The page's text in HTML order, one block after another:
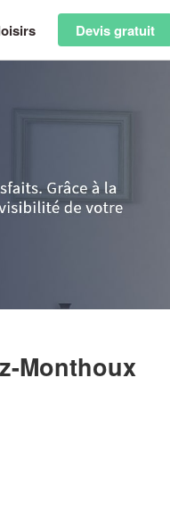
Devis gratuit
Monthoux